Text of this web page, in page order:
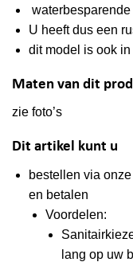
U heeft dus een
dit model is ook
Maten van dit
zie foto’s
Dit artikel kunt u
bestellen via
en betalen
Voordelen:
lang op uw